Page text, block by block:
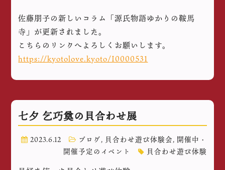
佐藤朋子の新しいコラム「源氏物語ゆかりの鞍馬
寺」が更新されました。
こちらのリンクへよろしくお願いします。
https://kyotolove.kyoto/I0000531
七夕 乞巧奠の貝合わせ展
2023.6.12 ブログ, 貝合わせ遊び体験会, 開催中・
開催予定のイベント
貝合わせ遊び体験